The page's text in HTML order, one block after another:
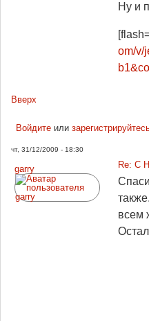
Ну и
om/v/
Вверх
Войдитеили
чт, 31/12/2009 - 18:30
garry
Re: С
всем